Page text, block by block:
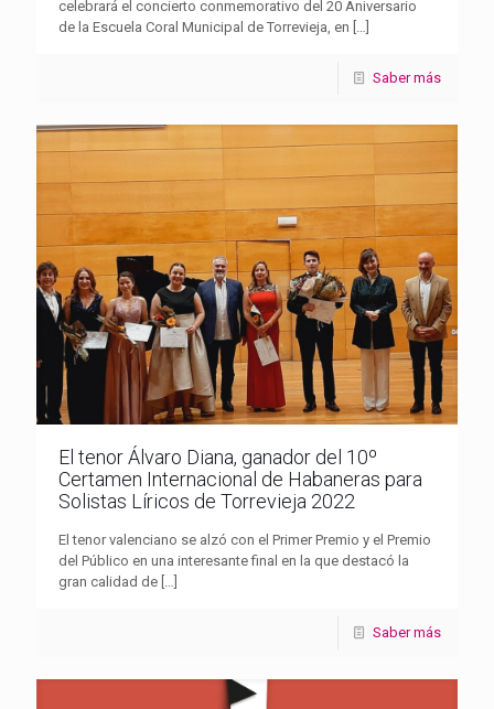
celebrará el concierto conmemorativo del 20 Aniversario
de la Escuela Coral Municipal de Torrevieja, en […]
Saber más
El tenor Álvaro Diana, ganador del 10º
Certamen Internacional de Habaneras para
Solistas Líricos de Torrevieja 2022
El tenor valenciano se alzó con el Primer Premio y el Premio
del Público en una interesante final en la que destacó la
gran calidad de
Saber más